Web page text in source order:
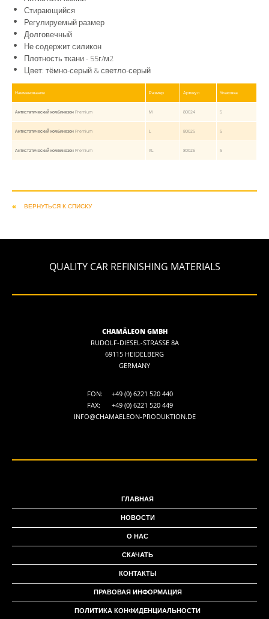
Стирающийся
Регулируемый размер
Долговечный
Не содержит силикон
Плотность ткани - 55г/м2
Цвет: тёмно-серый & светло-серый
Наименование Размер Артикул Упаковка
Антистатический комбинезон Premium M 80024 5
Антистатический комбинезон Premium L 80025 5
Антистатический комбинезон Premium XL 80026 5
ВЕРНУТЬСЯ К СПИСКУ
QUALITY CAR REFINISHING MATERIALS
CHAMÄLEON GMBH
RUDOLF-DIESEL-STRASSE 8A
69115 HEIDELBERG
GERMANY
FON:
+49 (0) 6221 520 440
FAX:
+49 (0) 6221 520 449
INFO@CHAMAELEON-PRODUKTION.DE
ГЛАВНАЯ
НОВОСТИ
О НАС
СКАЧАТЬ
КОНТАКТЫ
ПРАВОВАЯ ИНФОРМАЦИЯ
ПОЛИТИКА КОНФИДЕНЦИАЛЬНОСТИ